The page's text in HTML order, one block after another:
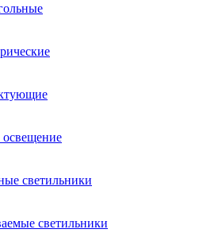
светильники
светильники